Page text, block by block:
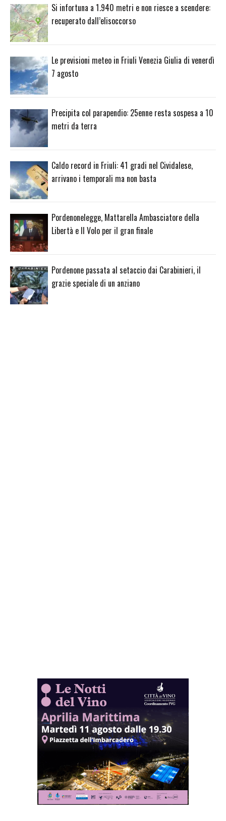
Si infortuna a 1.940 metri e non riesce a scendere:
recuperato dall’elisoccorso
Le previsioni meteo in Friuli Venezia Giulia di venerdì
7 agosto
Precipita col parapendio: 25enne resta sospesa a 10
metri da terra
Caldo record in Friuli: 41 gradi nel Cividalese,
arrivano i temporali ma non basta
Pordenonelegge, Mattarella Ambasciatore della
Libertà e Il Volo per il gran finale
Pordenone passata al setaccio dai Carabinieri, il
grazie speciale di un anziano